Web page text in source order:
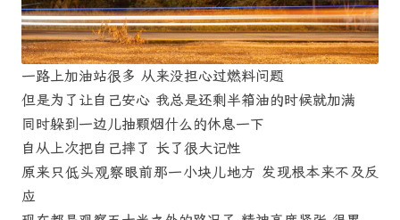
一路上加油站很多 从来没担心过燃料问题
但是为了让自己安心 我总是还剩半箱油的时候就加满
同时躲到一边儿抽颗烟什么的休息一下
自从上次把自己摔了 长了很大记性
原来只低头观察眼前那一小块儿地方 发现根本来不及反
应